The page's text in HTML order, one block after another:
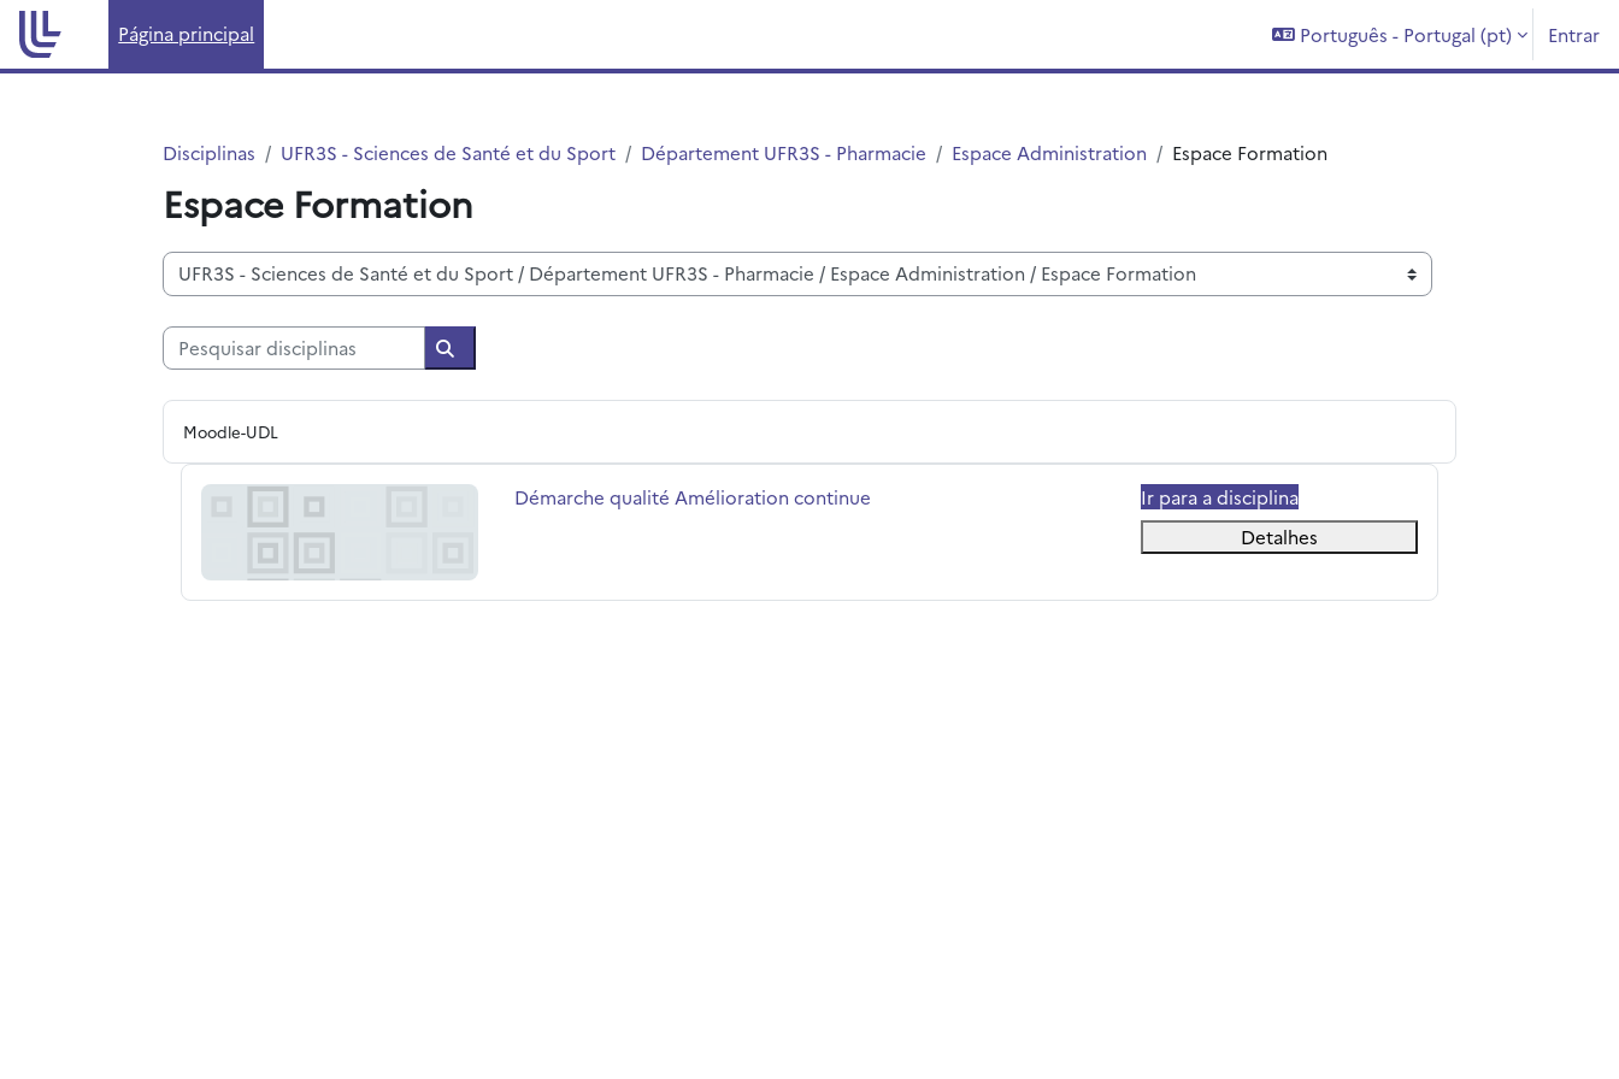
Ir para o conteúdo principal
Página principal
Português - Portugal ‎(pt)‎ Entrar
Disciplinas UFR3S - Sciences de Santé et du Sport Département UFR3S - Pharmacie Espace Administration Espace Formation
Espace Formation
Categorias de disciplinas
Pesquisar disciplinas
Pesquisar disciplinas
Moodle-UDL
Démarche qualité Amélioration continueNome da disciplina
Démarche qualité Amélioration continue
Ir para a disciplina
Detalhes